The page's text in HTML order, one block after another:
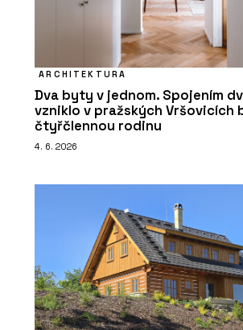
ARCHITEKTURA
Dva byty v jednom. Spojením
vzniklo v pražských Vršovicích
čtyřčlennou rodinu
4. 6. 2026